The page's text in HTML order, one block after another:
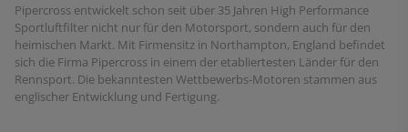
Pipercross entwickelt schon seit über 35 Jahren High Performance
Sportluftfilter nicht nur für den Motorsport, sondern auch für den
heimischen Markt. Mit Firmensitz in Northampton, England befindet
sich die Firma Pipercross in einem der etabliertesten Länder für den
Rennsport. Die bekanntesten Wettbewerbs-Motoren stammen aus
englischer Entwicklung und Fertigung.